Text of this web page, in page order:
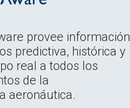
provee información
predictiva, histórica y
real a todos los
de la
aeronáutica.